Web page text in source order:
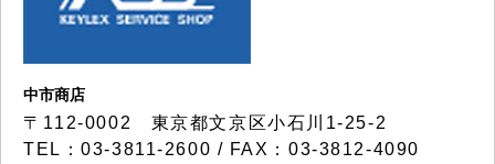
中市商店
〒112-0002 東京都文京区小石川1-25-2
TEL：03-3811-2600 / FAX：03-3812-4090